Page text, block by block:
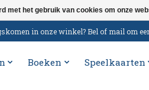
in onze winkel? Bel of mail om
Boeken Speelkaarten
met het gebruik van cookies om onze